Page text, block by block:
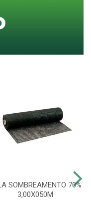
SOMBREAMENTO 70%
3,00X050M